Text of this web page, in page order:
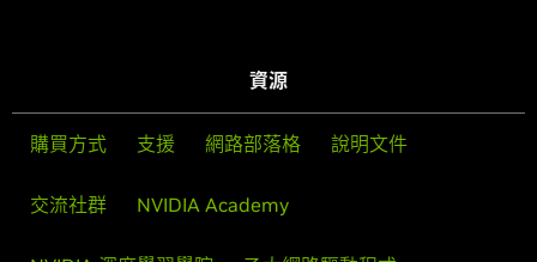
資源
購買方式 支援 網路部落格 說明文件
交流社群 NVIDIA Academy